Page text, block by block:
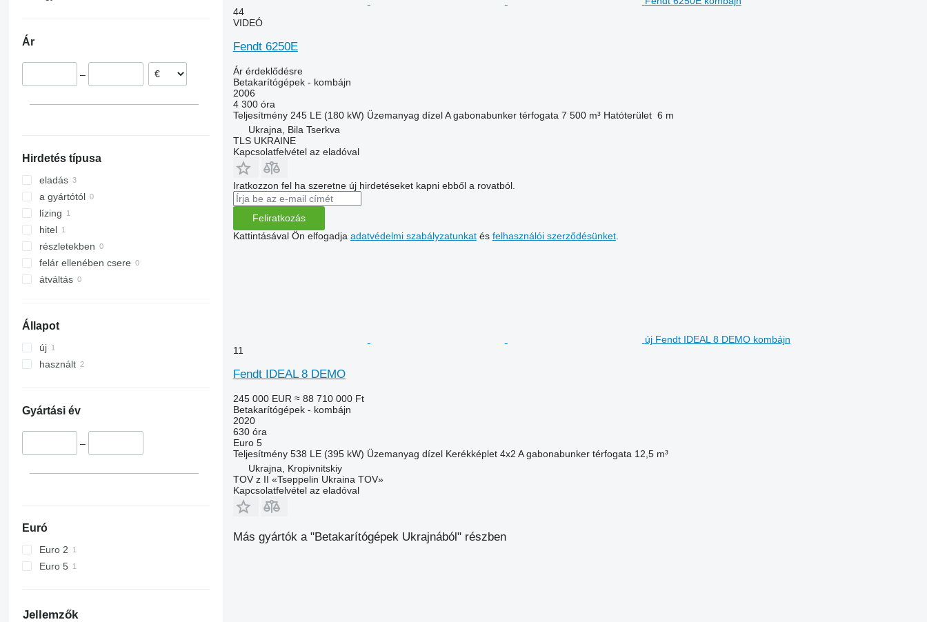
T-series
W-series
Franciaország
Ausztria
Vinnytsia
Ár
–
Hirdetés típusa
eladás
a gyártótól
lízing
hitel
részletekben
felár ellenében csere
átváltás
Állapot
új
használt
Gyártási év
–
Euró
Euro 2
Euro 5
Jellemzők
44
VIDEÓ
Fendt 6250E
Ár érdeklődésre
Betakarítógépek - kombájn
2006
4 300 óra
Teljesítmény 245 LE (180 kW) Üzemanyag dízel A gabonabunker térfogata 7 500 m³ Hatóterület 6 m
Ukrajna, Bila Tserkva
TLS UKRAINE
Kapcsolatfelvétel az eladóval
Iratkozzon fel ha szeretne új hirdetéseket kapni ebből a rovatból.
Feliratkozás
Kattintásával Ön elfogadja adatvédelmi szabályzatunkatés felhasználói szerződésünket.
új Fendt IDEAL 8 DEMO kombájn
11
Fendt IDEAL 8 DEMO
245 000 EUR ≈ 88 710 000 Ft
Betakarítógépek - kombájn
2020
630 óra
Euro 5
Teljesítmény 538 LE (395 kW) Üzemanyag dízel Kerékképlet 4x2 A gabonabunker térfogata 12,5 m³
Ukrajna, Kropivnitskiy
TOV z II «Tseppelin Ukraina TOV»
Kapcsolatfelvétel az eladóval
Más gyártók a "Betakarítógépek Ukrajnából" részben